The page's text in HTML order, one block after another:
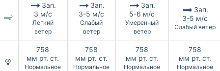
Зап.
3 м/с
Легкий
ветер
Зап.
3-5 м/с
Слабый
ветер
Зап.
5-6 м/с
Умеренный
ветер
Зап.
3-5 м/с
Слабый ветер
758
мм рт. ст.
Нормальное
758
мм рт. ст.
Нормальное
758
мм рт. ст.
Нормальное
758
мм рт. ст.
Нормальное